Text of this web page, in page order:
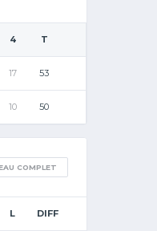
4 T
17 53
10 50
COMPLET
L DIFF